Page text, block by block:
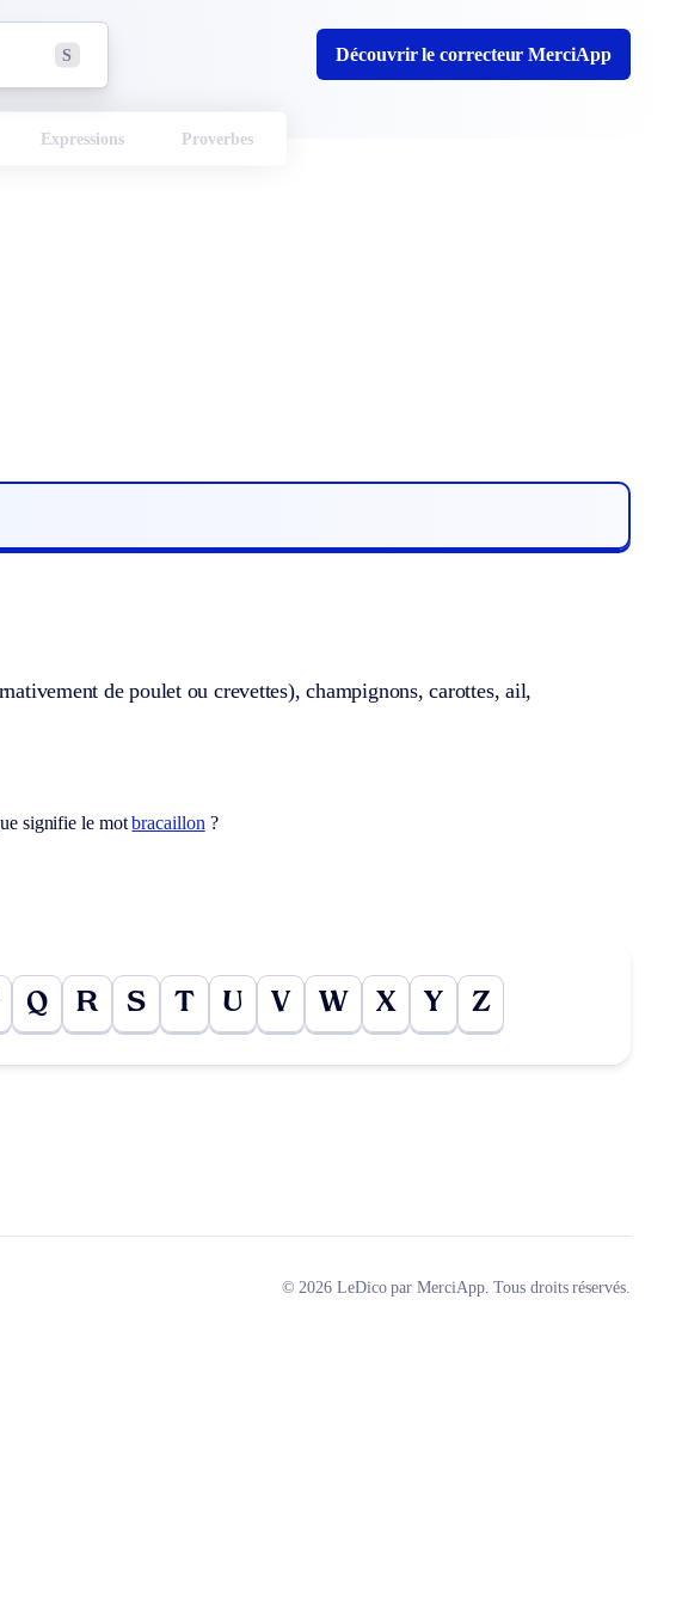
S Découvrir le correcteur MerciApp
Expressions Proverbes
de poulet ou crevettes), champignons, carottes, ail,
signifie le motbracaillon ?
Q R S T U V W X Y Z
© 2026 LeDico par MerciApp. Tous droits réservés.